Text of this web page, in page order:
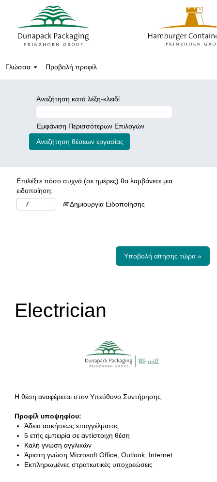
Γλώσσα Προβολή προφίλ
Αναζήτηση κατά λέξη-κλειδί
Εμφάνιση Περισσότερων Επιλογών
Επιλέξτε πόσο συχνά (σε ημέρες) θα λαμβάνετε μια
ειδοποίηση:
Δημιουργία Ειδοποίησης
Υποβολή αίτησης τώρα »
Electrician
Η θέση αναφέρεται στον Υπεύθυνο Συντήρησης.
Προφίλ υποψηφίου:
Άδεια ασκήσεως επαγγέλματος
5 ετής εμπειρία σε αντίστοιχη θέση
Καλή γνώση αγγλικών
Άριστη γνώση Microsoft Office, Outlook, Internet
Εκπληρωμένες στρατιωτικές υποχρεώσεις